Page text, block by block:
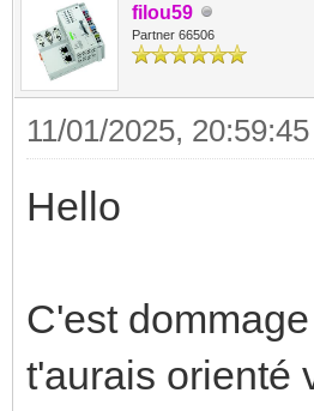
filou59
Partner 66506
11/01/2025, 20:59:45
Hello
C'est
t'aurais orienté